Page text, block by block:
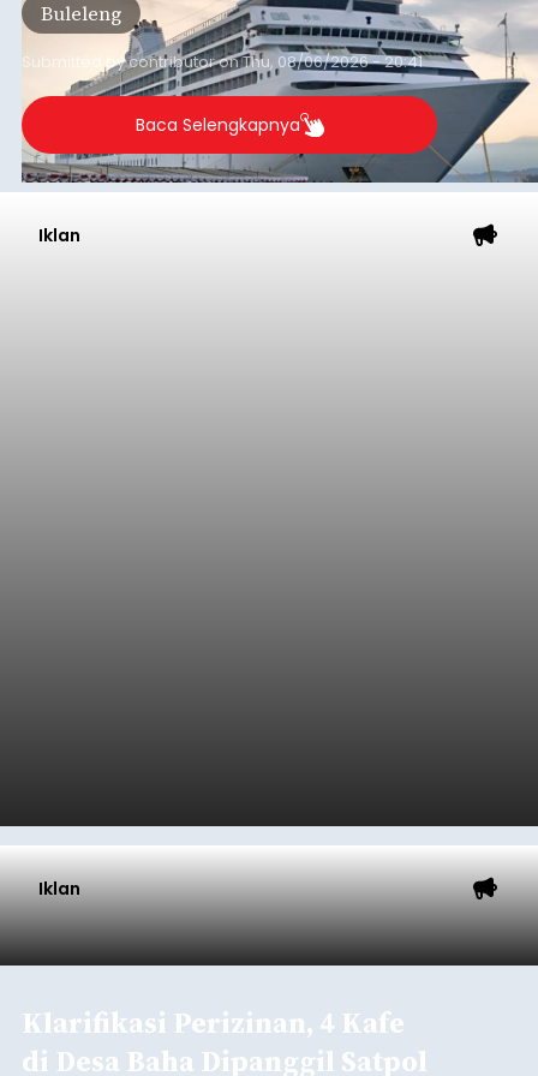
dibandingkan periode yang sama tahun lalu
yang tercatat sebesar 1,32 juta GT.
Buleleng
Submitted bycontributoronThu, 08/06/2026 - 20:41
Baca Selengkapnya
Iklan
Iklan
Klarifikasi Perizinan, 4 Kafe
di Desa Baha Dipanggil Satpol